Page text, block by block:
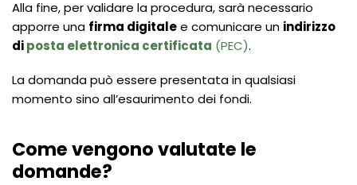
Alla fine, per validare la procedura, sarà necessario
apporre una firma digitalee comunicare un indirizzo
diposta elettronica certificata (PEC).
La domanda può essere presentata in qualsiasi
momento sino all’esaurimento dei fondi.
Come vengono valutate le
domande?